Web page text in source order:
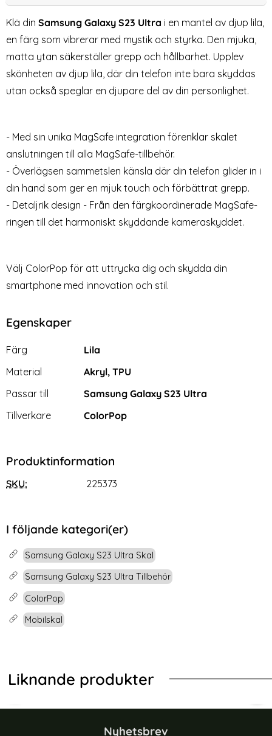
Shockproof Grå
ColorPop Samsung Galaxy
S23 Ultra Skal CH MagSafe
Matt Grön
Art. nr 225372
rea pris
179 krtidigare pris
299 kr
Tillgänglighet:
Lagervara
Köp
Samsung Galaxy S23 Ultra Skal CH MagSafe Matt Grön
ColorPop Samsung Galaxy
Art. nr 225377
rea pris
129 krtidigare pris
299 kr
Tillgänglighet:
Köp
ColorPop Samsung Galaxy S23
Klä din Samsung Galaxy S23 Ultra i en mantel av djup lila,
en färg som vibrerar med mystik och styrka. Den mjuka,
matta ytan säkerställer grepp och hållbarhet. Upplev
skönheten av djup lila, där din telefon inte bara skyddas
utan också speglar en djupare del av din personlighet.
- Med sin unika MagSafe integration förenklar skalet
anslutningen till alla MagSafe-tillbehör.
- Överlägsen sammetslen känsla där din telefon glider in i
din hand som ger en mjuk touch och förbättrat grepp.
- Detaljrik design - Från den färgkoordinerade MagSafe-
ringen till det harmoniskt skyddande kameraskyddet.
Välj ColorPop för att uttrycka dig och skydda din
smartphone med innovation och stil.
Egenskaper
Egenskaper/attribut för denna produkt
Attribut
Färg
Lila
Material
Akryl, TPU
Passar till
Samsung Galaxy S23 Ultra
Tillverkare
ColorPop
Produktinformation
SKU: 225373
I följande kategori(er)
Samsung Galaxy S23 Ultra Skal
Samsung Galaxy S23 Ultra Tillbehör
ColorPop
Mobilskal
Liknande produkter
iPhone 14 Skal CH MagSafe Transparent/Mörk Blå
ColorPop Samsung Galaxy S23
Nyhetsbrev